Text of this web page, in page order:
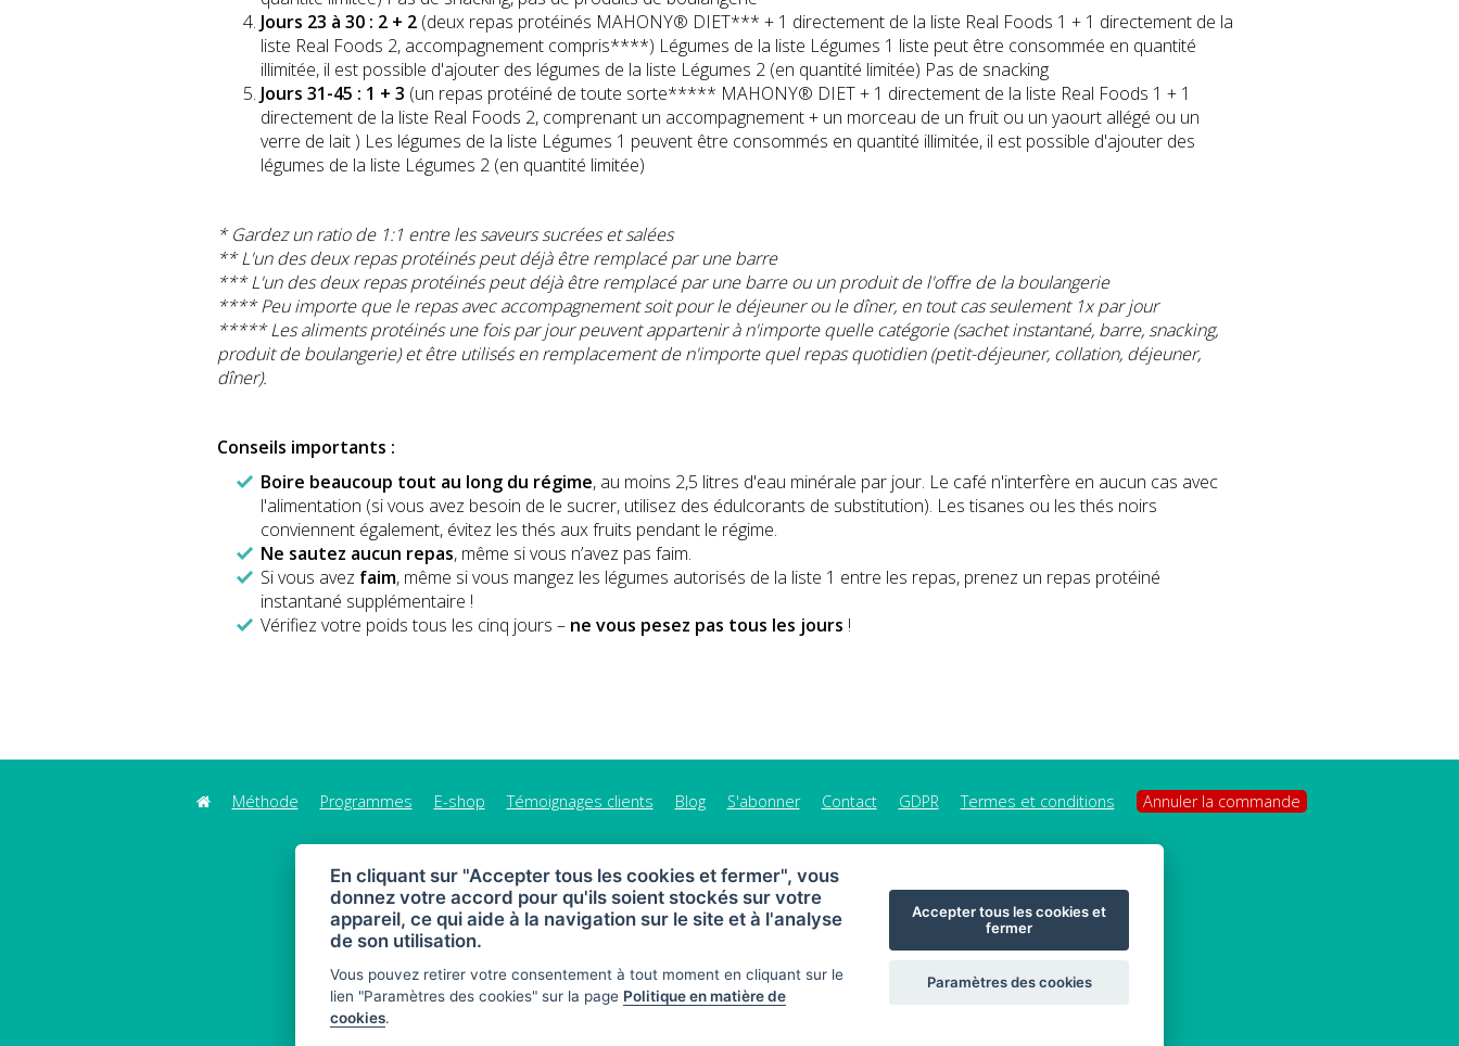
Jours 23 à 30 : 2 + 2(deux repas protéinés MAHONY® DIET*** + 1 directement de la liste Real Foods 1 + 1 directement de la
liste Real Foods 2, accompagnement compris****) Légumes de la liste Légumes 1 liste peut être consommée en quantité
illimitée, il est possible d'ajouter des légumes de la liste Légumes 2 (en quantité limitée) Pas de snacking
Jours 31-45 : 1 + 3 (un repas protéiné de toute sorte***** MAHONY® DIET + 1 directement de la liste Real Foods 1 + 1
directement de la liste Real Foods 2, comprenant un accompagnement + un morceau de un fruit ou un yaourt allégé ou un
verre de lait ) Les légumes de la liste Légumes 1 peuvent être consommés en quantité illimitée, il est possible d'ajouter des
légumes de la liste Légumes 2 (en quantité limitée)
* Gardez un ratio de 1:1 entre les saveurs sucrées et salées
** L'un des deux repas protéinés peut déjà être remplacé par une barre
*** L'un des deux repas protéinés peut déjà être remplacé par une barre ou un produit de l'offre de la boulangerie
**** Peu importe que le repas avec accompagnement soit pour le déjeuner ou le dîner, en tout cas seulement 1x par jour
***** Les aliments protéinés une fois par jour peuvent apparteniràn'importe quelle catégorie (sachet instantané, barre, snacking,
produit de boulangerie) etêtre utilisés en remplacement de n'importe quel repas quotidien (petit-déjeuner, collation, déjeuner,
dîner).
Conseils importants :
Boire beaucoup tout au long du régime, au moins 2,5 litres d'eau minérale par jour. Le café n'interfère en aucun cas avec
l'alimentation (si vous avez besoin de le sucrer, utilisez des édulcorants de substitution). Les tisanes ou les thés noirs
conviennent également, évitez les thés aux fruits pendant le régime.
Ne sautez aucun repas, même si vous n’avez pas faim.
Si vous avez faim, même si vous mangez les légumes autorisés de la liste 1 entre les repas, prenez un repas protéiné
instantané supplémentaire !
Vérifiez votre poids tous les cinq jours – ne vous pesez pas tous les jours !
Méthode Programmes E-shop Témoignages clients Blog S'abonner Contact GDPR Termes et conditions Annuler la commande
Plan du site
© 2026 MAHONY DIET
En cliquant sur "Accepter tous les cookies et fermer", vous
donnez votre accord pour qu'ils soient stockés sur votre
appareil, ce qui aide à la navigation sur le site et à l'analyse
de son utilisation.
Vous pouvez retirer votre consentement à tout moment en cliquant sur le
lien "Paramètres des cookies" sur la page Politique en matière de
cookies.
Accepter tous les cookies et
fermer
Paramètres des cookies